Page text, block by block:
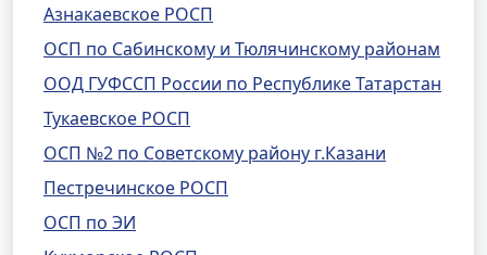
Азнакаевское РОСП
ОСП по Сабинскому и Тюлячинскому районам
ООД ГУФССП России по Республике Татарстан
Тукаевское РОСП
ОСП №2 по Советскому району г.Казани
Пестречинское РОСП
ОСП по ЭИ